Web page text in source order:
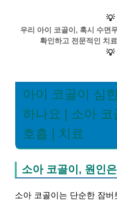
💡
우리 아이 코골이, 혹시 수면
확인하고 전문적인 치
💡
아이 코골이 심
하나요 | 소아 코
호흡 | 치료
소아 코골이, 원인
소아 코골이는 단순한 잠